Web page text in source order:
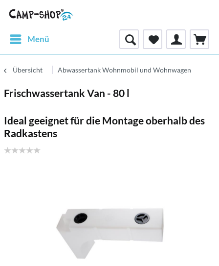
Menü
Übersicht Abwassertank Wohnmobil und Wohnwagen
Frischwassertank Van - 80 l
Ideal geeignet für die Montage oberhalb des
Radkastens